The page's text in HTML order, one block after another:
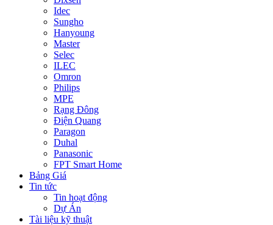
Idec
Sungho
Hanyoung
Master
Selec
ILEC
Omron
Philips
MPE
Rạng Đông
Điện Quang
Paragon
Duhal
Panasonic
FPT Smart Home
Bảng Giá
Tin tức
Tin hoạt động
Dự Án
Tài liệu kỹ thuật